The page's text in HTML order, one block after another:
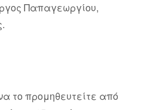
Παπαγεωργίου,
το προμηθευτείτε από